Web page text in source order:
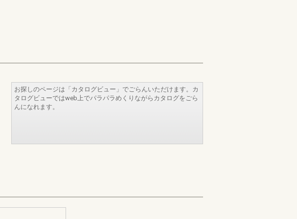
お探しのページは「カタログビュー」でごらんいただけます。カ
タログビューではweb上でパラパラめくりながらカタログをごら
んになれます。